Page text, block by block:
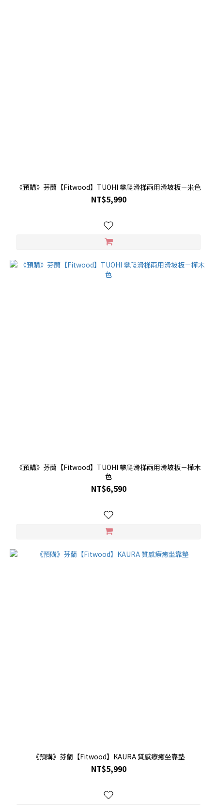
《預購》芬蘭【Fitwood】TUOHI 攀爬滑梯兩用滑坡板－米色
NT$5,990
《預購》芬蘭【Fitwood】TUOHI 攀爬滑梯兩用滑坡板－樺木
色
NT$6,590
《預購》芬蘭【Fitwood】KAURA 質感療癒坐靠墊
NT$5,990